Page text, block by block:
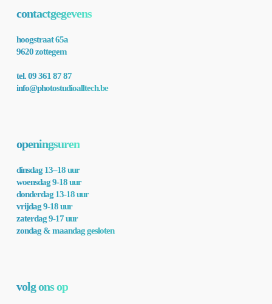
contactgegevens
hoogstraat 65a
9620 zottegem
tel. 09 361 87 87
info@photostudioalltech.be
openingsuren
dinsdag 13–18 uur
woensdag 9-18 uur
donderdag 13-18 uur
vrijdag 9-18 uur
zaterdag 9-17 uur
zondag & maandag gesloten
volg ons op